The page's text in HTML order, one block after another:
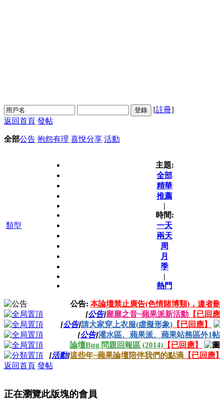
登錄 [註冊]
返回首頁 發帖
全部公告 抱怨有理 喜悅分享 活動
類型
主題:
全部
精華
推薦
|
時間:
一天
兩天
周
月
季
|
熱門
公告: 本論壇禁止廣告(色情賭博類)，違者
[公告]靡靡之音~蘋果派新活動 【已回
[公告]請大家穿上衣服(虛擬形象) 【已回應】
[公告]灌水區、蘋果派、蘋果站務區外1
論壇Bug 問題回報區 (2014) 【已回應】
[活動]這些年~蘋果論壇陪伴我們的點滴 【已回應
返回首頁 發帖
正在瀏覽此版塊的會員